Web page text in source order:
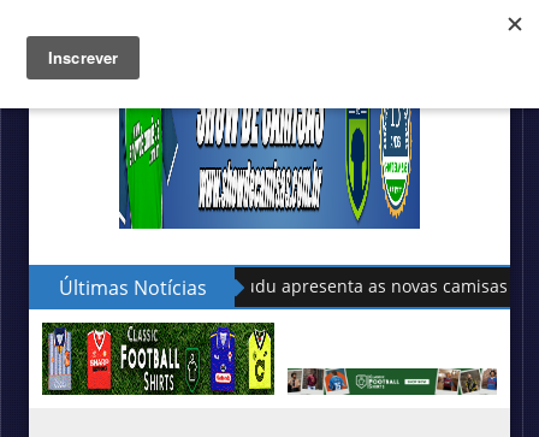
Últimas NotíciasSudu apresenta as novas camisas do País de